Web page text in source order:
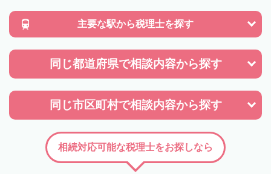
主要な駅から税理士を探す
同じ都道府県で相談内容から探す
同じ市区町村で相談内容から探す
相続対応可能な税理士をお探しなら